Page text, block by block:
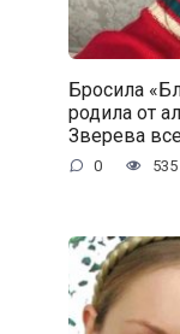
Бросила
родила от
Зверева
0 535